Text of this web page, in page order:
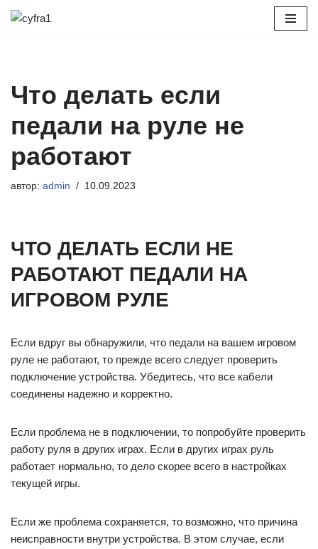
Что делать если
педали на руле не
работают
автор: admin 10.09.2023
ЧТО ДЕЛАТЬ ЕСЛИ НЕ
РАБОТАЮТ ПЕДАЛИ НА
ИГРОВОМ РУЛЕ
Если вдруг вы обнаружили, что педали на вашем игровом
руле не работают, то прежде всего следует проверить
подключение устройства. Убедитесь, что все кабели
соединены надежно и корректно.
Если проблема не в подключении, то попробуйте проверить
работу руля в других играх. Если в других играх руль
работает нормально, то дело скорее всего в настройках
текущей игры.
Если же проблема сохраняется, то возможно, что причина
неисправности внутри устройства. В этом случае, если